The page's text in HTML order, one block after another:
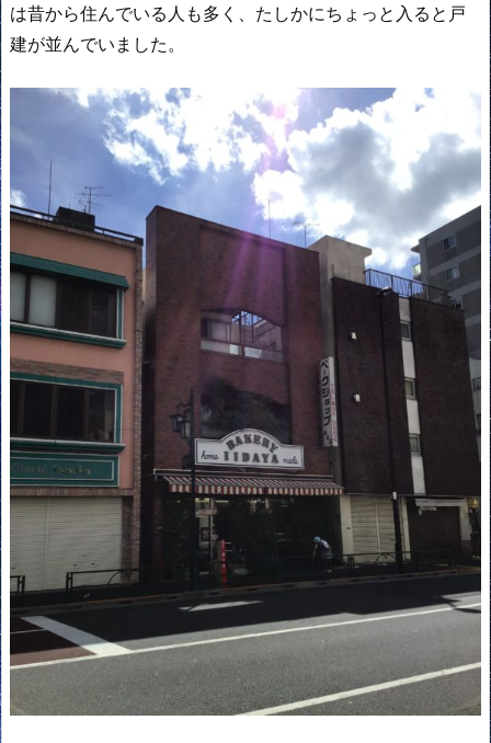
は昔から住んでいる人も多く、たしかにちょっと入ると戸
建が並んでいました。